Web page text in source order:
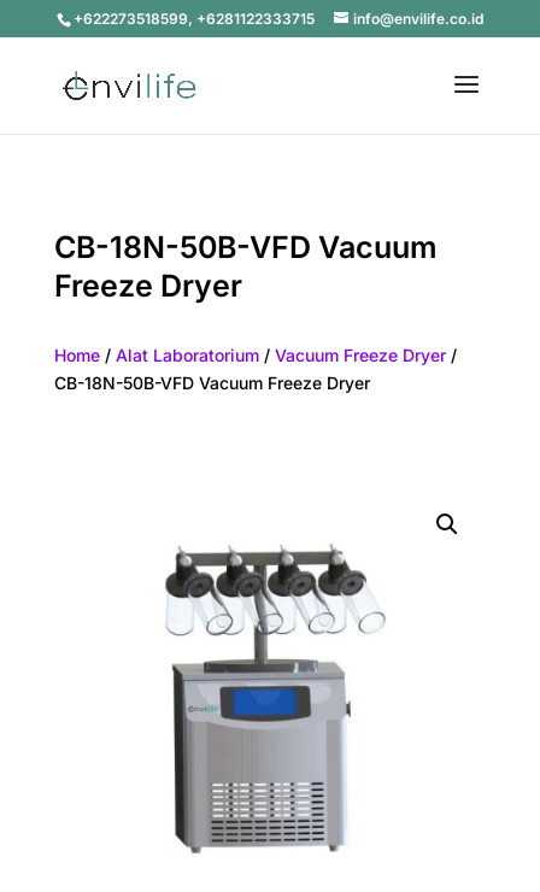
+622273518599, +6281122333715 info@envilife.co.id
CB-18N-50B-VFD Vacuum
Freeze Dryer
Home/ Alat Laboratorium/ Vacuum Freeze Dryer/
CB-18N-50B-VFD Vacuum Freeze Dryer